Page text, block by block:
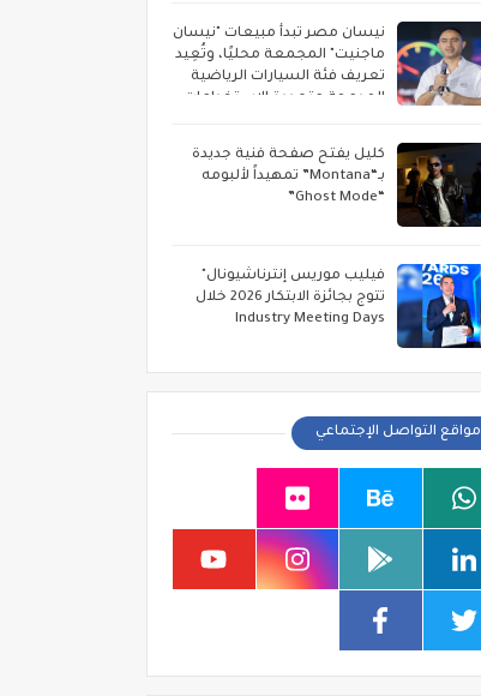
نيسان مصر تبدأ مبيعات "نيسان
ماجنيت" المجمعة محليًا، وتُعِيد
تعريف فئة السيارات الرياضية
المدمجة متعددة الاستخدامات
كليل يفتح صفحة فنية جديدة
بـ“Montana” تمهيداً لألبومه
“Ghost Mode”
فيليب موريس إنترناشيونال"
تتوج بجائزة الابتكار 2026 خلال
Industry Meeting Days
مواقع التواصل الإجتماعي